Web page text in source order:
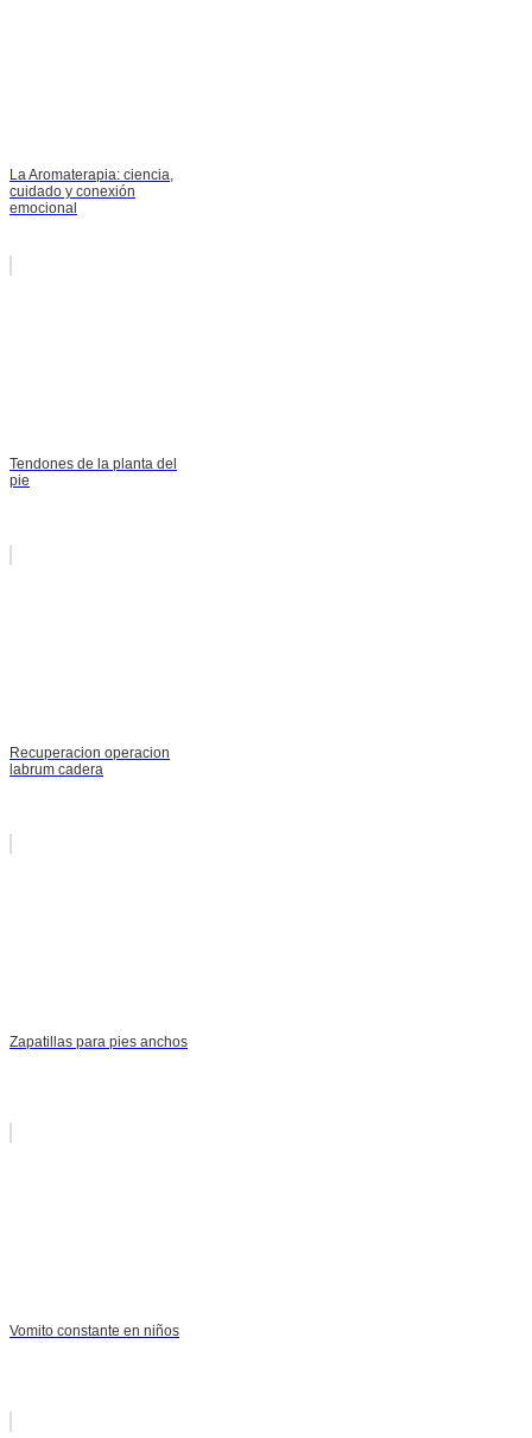
La Aromaterapia: ciencia,
cuidado y conexión
emocional
Tendones de la planta del
pie
Recuperacion operacion
labrum cadera
Zapatillas para pies anchos
Vomito constante en niños